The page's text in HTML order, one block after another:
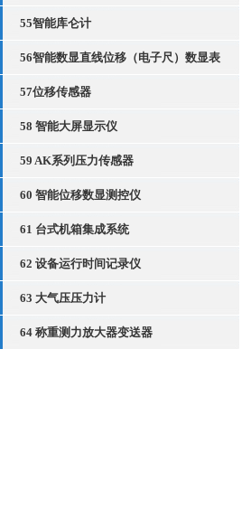
55智能库仑计
56智能数显直线位移（电子尺）数显表
57位移传感器
58 智能大屏显示仪
59 AK系列压力传感器
60 智能位移数显测控仪
61 台式机箱集成系统
62 设备运行时间记录仪
63 大气压压力计
64 称重测力放大器变送器